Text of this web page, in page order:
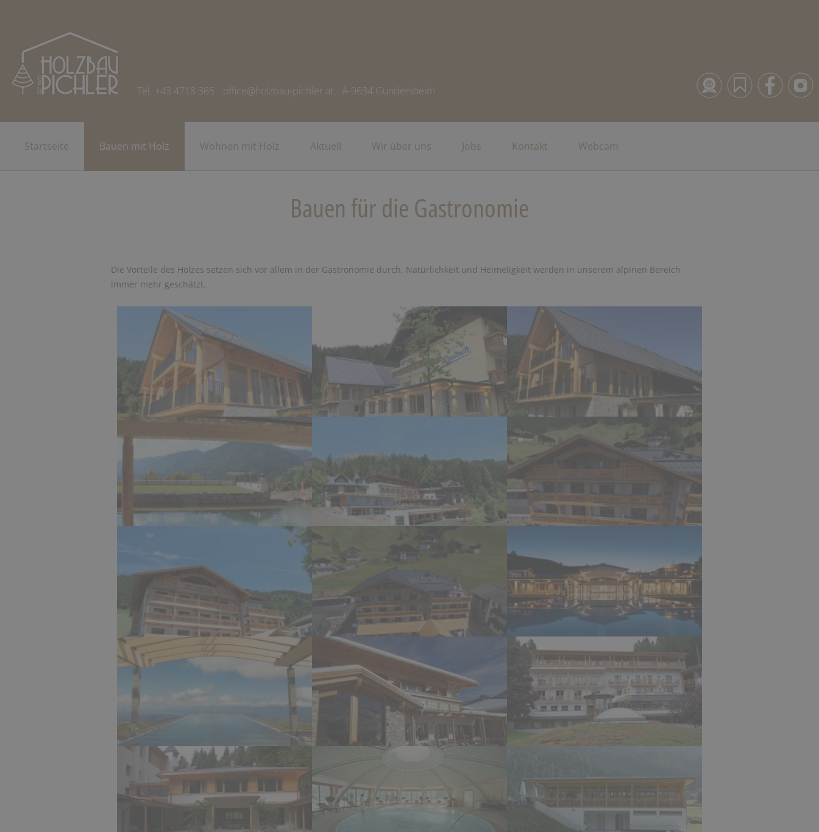
Tel. +43 4718 365 office@holzbau-pichler.at A-9634 Gundersheim
Startseite Bauen mit Holz Wohnen mit Holz Aktuell Wir über uns Jobs Kontakt Webcam
Bauen für die Gastronomie
Die Vorteile des Holzes setzen sich vor allem in der Gastronomie durch. Natürlichkeit und Heimeligkeit werden in unserem alpinen Bereich
immer mehr geschätzt.